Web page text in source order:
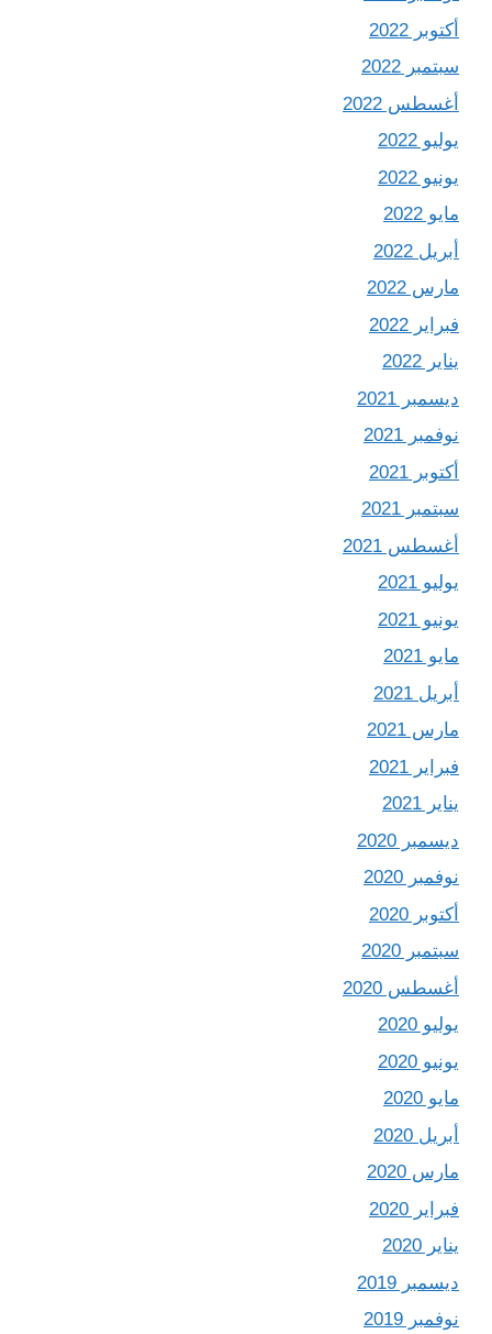
أكتوبر 2022
سبتمبر 2022
أغسطس 2022
يوليو 2022
يونيو 2022
مايو 2022
أبريل 2022
مارس 2022
فبراير 2022
يناير 2022
ديسمبر 2021
نوفمبر 2021
أكتوبر 2021
سبتمبر 2021
أغسطس 2021
يوليو 2021
يونيو 2021
مايو 2021
أبريل 2021
مارس 2021
فبراير 2021
يناير 2021
ديسمبر 2020
نوفمبر 2020
أكتوبر 2020
سبتمبر 2020
أغسطس 2020
يوليو 2020
يونيو 2020
مايو 2020
أبريل 2020
مارس 2020
فبراير 2020
يناير 2020
ديسمبر 2019
نوفمبر 2019